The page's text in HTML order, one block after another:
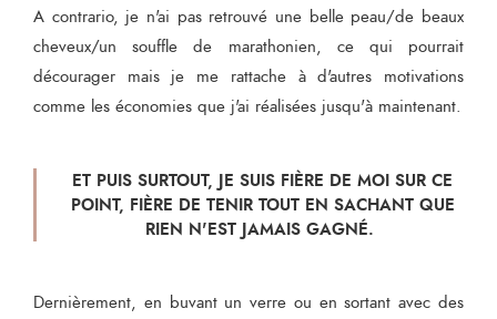
A contrario, je n'ai pas retrouvé une belle peau/de beaux
cheveux/un souffle de marathonien, ce qui pourrait
décourager mais je me rattache à d'autres motivations
comme les économies que j'ai réalisées jusqu'à maintenant.
ET PUIS SURTOUT, JE SUIS FIÈRE DE MOI SUR CE
POINT, FIÈRE DE TENIR TOUT EN SACHANT QUE
RIEN N'EST JAMAIS GAGNÉ.
Dernièrement, en buvant un verre ou en sortant avec des